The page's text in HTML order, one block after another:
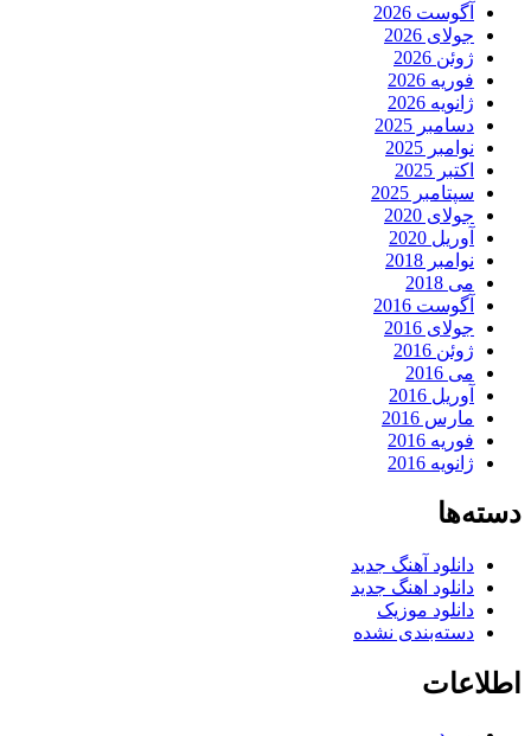
آگوست 2026
جولای 2026
ژوئن 2026
فوریه 2026
ژانویه 2026
دسامبر 2025
نوامبر 2025
اکتبر 2025
سپتامبر 2025
جولای 2020
آوریل 2020
نوامبر 2018
می 2018
آگوست 2016
جولای 2016
ژوئن 2016
می 2016
آوریل 2016
مارس 2016
فوریه 2016
ژانویه 2016
دسته‌ها
دانلود آهنگ جدید
دانلود اهنگ جدید
دانلود موزیک
دسته‌بندی نشده
اطلاعات